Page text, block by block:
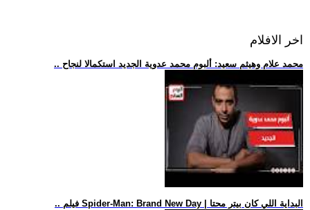
اخر الافلام
.. محمد علام وهيثم سعيد: ألبوم محمد عدوية الجديد استكمالا لنجاح
.. فيلم Spider-Man: Brand New Day | البداية اللي كان بيتر محتا